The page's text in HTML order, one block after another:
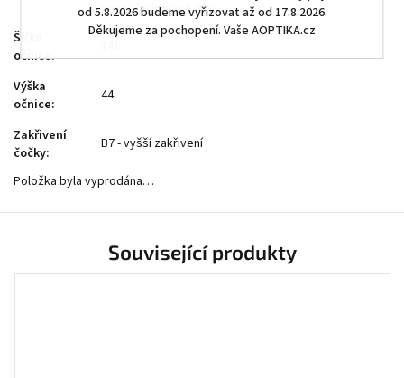
od 5.8.2026 budeme vyřizovat až od 17.8.2026.
Děkujeme za pochopení. Vaše AOPTIKA.cz
nosník, Výměnné díly
Šířka
očnice:
Výška
očnice:
44
Zakřivení
čočky:
B7 - vyšší zakřivení
Položka byla vyprodána…
Související produkty